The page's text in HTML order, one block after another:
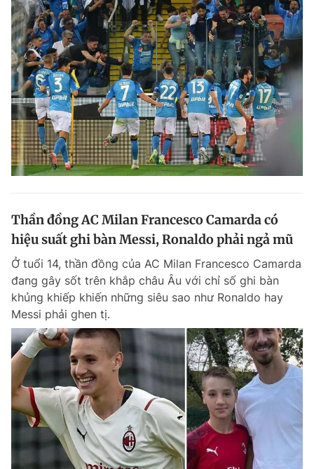
Thần đồng AC Milan Francesco Camarda có
hiệu suất ghi bàn Messi, Ronaldo phải ngả mũ
Ở tuổi 14, thần đồng của AC Milan Francesco Camarda
đang gây sốt trên khắp châu Âu với chỉ số ghi bàn
khủng khiếp khiến những siêu sao như Ronaldo hay
Messi phải ghen tị.